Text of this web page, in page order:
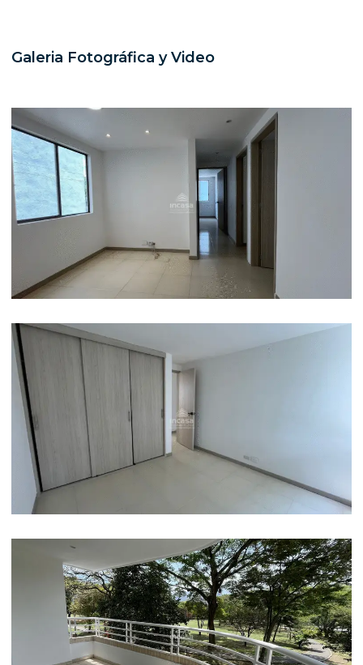
Galeria Fotográfica y Video